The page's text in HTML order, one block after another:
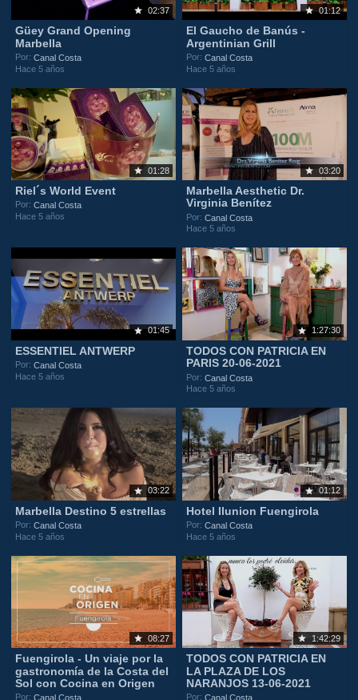
02:37
Güey Grand Opening
Marbella
Por:Canal Costa
Hace 5 años
01:12
El Gaucho de Banús -
Argentinian Grill
Por:Canal Costa
Hace 5 años
01:28
Riel´s World Event
Por:Canal Costa
Hace 5 años
03:20
Marbella Aesthetic Dr.
Virginia Benítez
Por:Canal Costa
Hace 5 años
01:45
ESSENTIEL ANTWERP
Por:Canal Costa
Hace 5 años
1:27:30
TODOS CON PATRICIA EN
PARIS 20-06-2021
Por:Canal Costa
Hace 5 años
03:22
Marbella Destino 5 estrellas
Por:Canal Costa
Hace 5 años
01:12
Hotel Ilunion Fuengirola
Por:Canal Costa
Hace 5 años
08:27
Fuengirola - Un viaje por la
gastronomía de la Costa del
Sol con Cocina en Origen
Por:Canal Costa
1:42:29
TODOS CON PATRICIA EN
LA PLAZA DE LOS
NARANJOS 13-06-2021
Por:Canal Costa